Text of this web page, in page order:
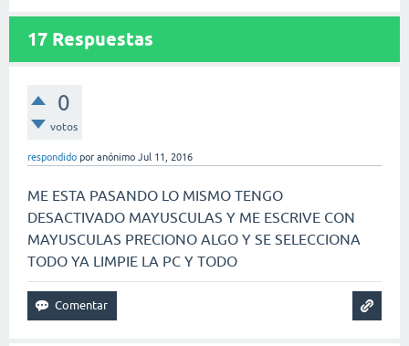
17 Respuestas
0
votos
respondido por anónimo Jul 11, 2016
ME ESTA PASANDO LO MISMO TENGO
DESACTIVADO MAYUSCULAS Y ME ESCRIVE CON
MAYUSCULAS PRECIONO ALGO Y SE SELECCIONA
TODO YA LIMPIE LA PC Y TODO